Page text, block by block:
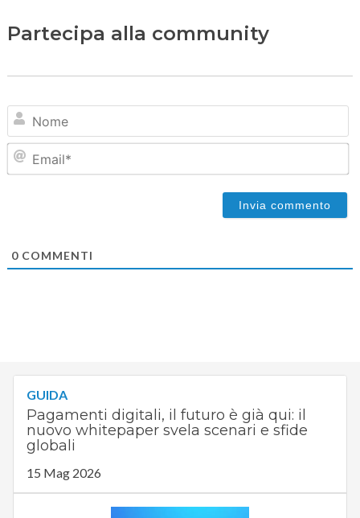
Partecipa alla community
0COMMENTI
GUIDA
Pagamenti digitali, il futuro è già qui: il
nuovo whitepaper svela scenari e sfide
globali
15 Mag 2026